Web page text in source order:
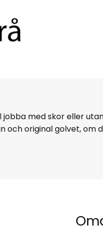
med skor eller
och original golvet,